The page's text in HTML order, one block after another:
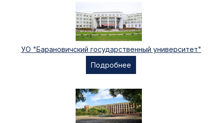
УО "Барановичский государственный университет"
Подробнее